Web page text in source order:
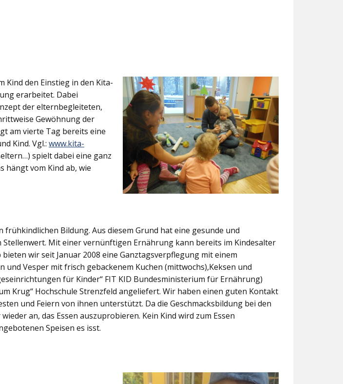
Kind den Einstieg in den Kita-
erarbeitet. Dabei
der elternbegleiteten,
Gewöhnung der
am vierte Tag bereits eine
Kind. Vgl.: www.kita-
spielt dabei eine ganz
hängt vom Kind ab, wie
Bildung. Aus diesem Grund hat eine gesunde und
Mit einer vernünftigen Ernährung kann bereits im Kindesalter
wir seit Januar 2008 eine Ganztagsverpflegung mit einem
Vesper mit frisch gebackenem Kuchen (mittwochs),Keksen und
für Kinder“ FIT KID Bundesministerium für Ernährung)
Krug“ Hochschule Strenzfeld angeliefert. Wir haben einen guten Kontakt
und Feiern von ihnen unterstützt. Da die Geschmacksbildung bei den
an, das Essen auszuprobieren. Kein Kind wird zum Essen
Speisen es isst.